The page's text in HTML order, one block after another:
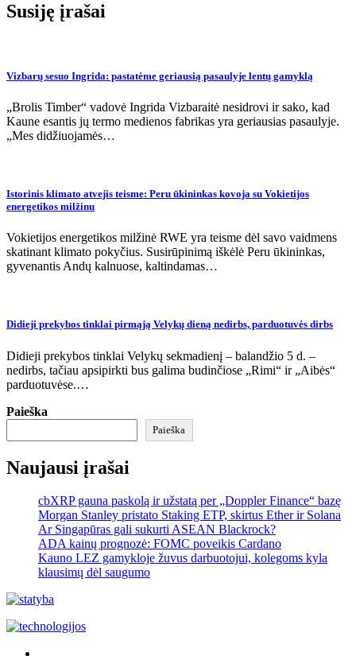
Susiję įrašai
Vizbarų sesuo Ingrida: pastatėme geriausią pasaulyje lentų gamyklą
„Brolis Timber“ vadovė Ingrida Vizbaraitė nesidrovi ir sako, kad
Kaune esantis jų termo medienos fabrikas yra geriausias pasaulyje.
„Mes didžiuojamės…
Istorinis klimato atvejis teisme: Peru ūkininkas kovoja su Vokietijos
energetikos milžinu
Vokietijos energetikos milžinė RWE yra teisme dėl savo vaidmens
skatinant klimato pokyčius. Susirūpinimą iškėlė Peru ūkininkas,
gyvenantis Andų kalnuose, kaltindamas…
Didieji prekybos tinklai pirmąją Velykų dieną nedirbs, parduotuvės dirbs
Didieji prekybos tinklai Velykų sekmadienį – balandžio 5 d. –
nedirbs, tačiau apsipirkti bus galima budinčiose „Rimi“ ir „Aibės“
parduotuvėse.…
Paieška
Paieška
Naujausi įrašai
cbXRP gauna paskolą ir užstatą per „Doppler Finance“ bazę
Morgan Stanley pristato Staking ETP, skirtus Ether ir Solana
Ar Singapūras gali sukurti ASEAN Blackrock?
ADA kainų prognozė: FOMC poveikis Cardano
Kauno LEZ gamykloje žuvus darbuotojui, kolegoms kyla
klausimų dėl saugumo